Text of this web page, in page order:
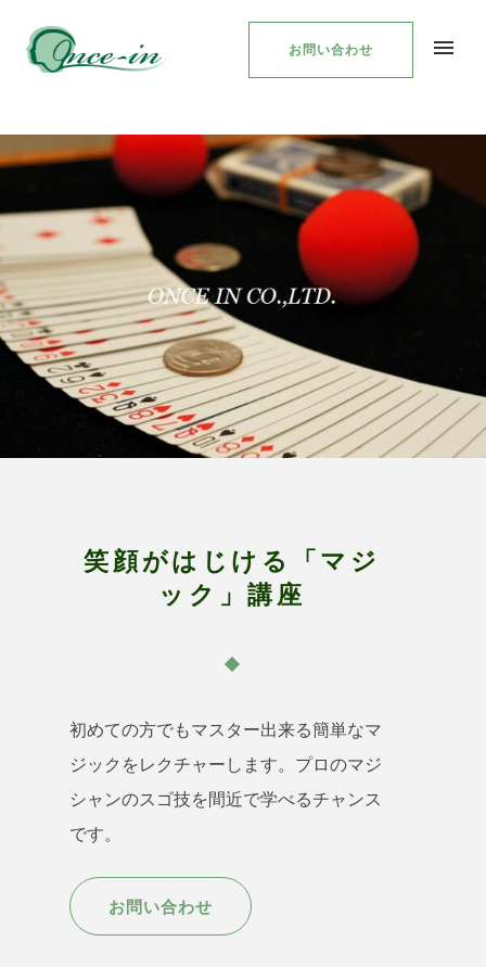
お問い合わせ
笑顔がはじける「マジ
ック」講座
初めての方でもマスター出来る簡単なマ
ジックをレクチャーします。プロのマジ
シャンのスゴ技を間近で学べるチャンス
です。
お問い合わせ